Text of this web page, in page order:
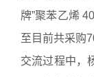
牌”聚苯乙烯
至目前共采购
交流过程中，